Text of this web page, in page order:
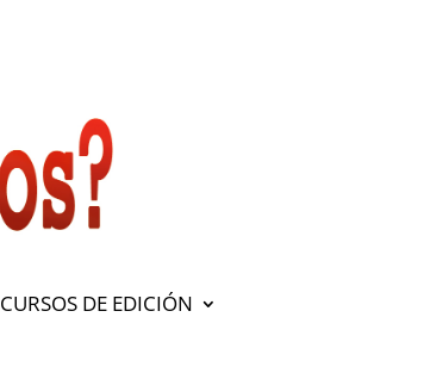
CURSOS DE EDICIÓN